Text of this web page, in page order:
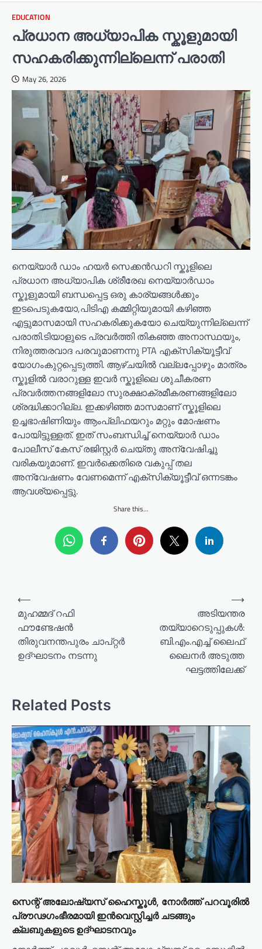
EDUCATION
പ്രധാന അധ്യാപിക സ്കൂളുമായി
സഹകരിക്കുന്നില്ലെന്ന് പരാതി
May 26, 2026
നെയ്യാർ ഡാം ഹയർ സെക്കൻഡറി സ്കൂളിലെ
പ്രധാന അധ്യാപിക ശ്രീരേഖ നെയ്യാർഡാം
സ്കൂളുമായി ബന്ധപ്പെട്ട ഒരു കാര്യങ്ങൾക്കും
ഇടപെടുകയോ,പിടിഎ കമ്മിറ്റിയുമായി കഴിഞ്ഞ
എട്ടുമാസമായി സഹകരിക്കുകയോ ചെയ്യുന്നില്ലെന്ന്
പരാതി.ടിയാളുടെ പ്രവർത്തി തികഞ്ഞ അനാസ്ഥയും,
നിരുത്തരവാദ പരവുമാണന്നു PTA എക്സിക്യൂട്ടീവ്
യോഗംകുറ്റപ്പെടുത്തി. ആഴ്ചയിൽ വല്ലപ്പോഴും മാത്രം
സ്കൂളിൽ വരാറുള്ള ഇവർ സ്കൂളിലെ ശുചീകരണ
പ്രവർത്തനങ്ങളിലോ സുരക്ഷാക്രമീകരണങ്ങളിലോ
ശ്രദ്ധിക്കാറില്ല. ഇക്കഴിഞ്ഞ മാസമാണ് സ്കൂളിലെ
ഉച്ചഭാഷിണിയും ആംപ്ലിഫയറും മറ്റും മോഷണം
പോയിട്ടുള്ളത്. ഇത് സംബന്ധിച്ച് നെയ്യാർ ഡാം
പോലീസ് കേസ് രജിസ്റ്റർ ചെയ്തു അന്വേഷിച്ചു
വരികയുമാണ്. ഇവർക്കെതിരെ വകുപ്പ് തല
അന്വേഷണം വേണമെന്ന് എക്സിക്യൂട്ടീവ് ഒന്നടങ്കം
ആവശ്യപ്പെട്ടു.
Share this...
v
i
g
a
t
o
n
⟵
മുഹമ്മദ് റഫി
ഫൗണ്ടേഷൻ
തിരുവനന്തപുരം ചാപ്റ്റർ
ഉദ്ഘാടനം നടന്നു
അടിയന്തര
തയ്യാറെടുപ്പുകള്‍:
ബി.എം.എച്ച് ലൈഫ്
ലൈനര്‍ അടുത്ത
ഘട്ടത്തിലേക്ക്
⟶
Related Posts
സെന്റ് അലോഷ്യസ് ഹൈസ്കൂൾ, നോർത്ത് പറവൂരിൽ
പ്രൗഢഗംഭീരമായി ഇൻവെസ്റ്റിച്ചർ ചടങ്ങും
ക്ലബുകളുടെ ഉദ്ഘാടനവും